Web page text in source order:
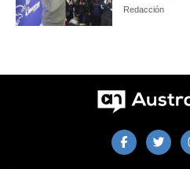
Redacción